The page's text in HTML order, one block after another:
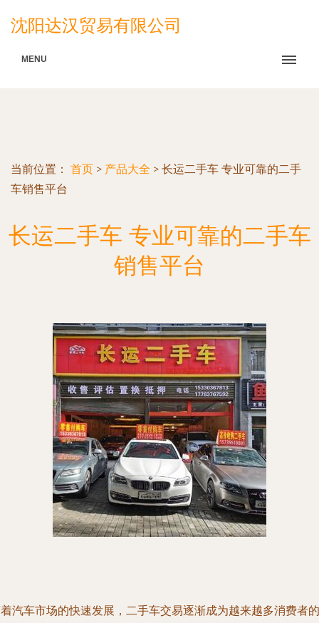
沈阳达汉贸易有限公司
MENU
当前位置： 首页 > 产品大全 > 长运二手车 专业可靠的二手
车销售平台
长运二手车 专业可靠的二手车
销售平台
汽车市场的快速发展，二手车交易逐渐成为越来越多消费者的